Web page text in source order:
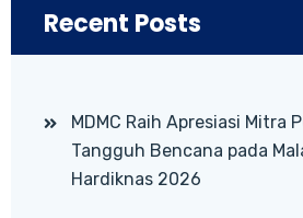
Recent Posts
MDMC Raih Apresiasi Mitra
Tangguh Bencana pada
Hardiknas 2026